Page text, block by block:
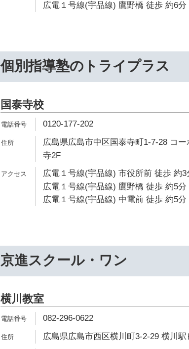
広電１号線(宇品線) 鷹野橋 徒歩 約6分
個別指導塾のトライプラス
国泰寺校
0120-177-202
広島県広島市中区国泰寺町1-7-28 コー
寺2F
広電１号線(宇品線) 市役所前 徒歩 約3
広電１号線(宇品線) 鷹野橋 徒歩 約5分
広電１号線(宇品線) 中電前 徒歩 約5分
京進スクール・ワン
横川教室
082-296-0622
広島県広島市西区横川町3-2-29 横川駅